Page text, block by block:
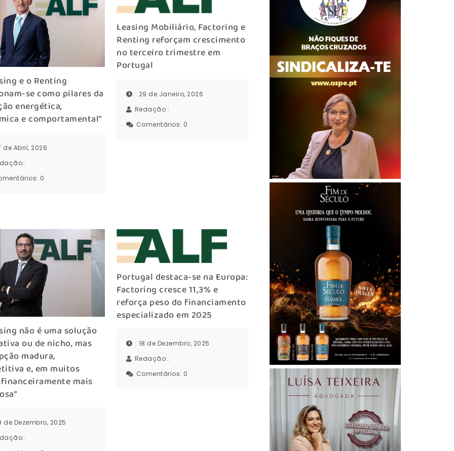
e o Renting
se como pilares da
energética,
e comportamental”
de Abril, 2026
0
Leasing Mobiliário, Factoring e
Renting reforçam crescimento
no terceiro trimestre em
Portugal
: 29 de Janeiro, 2026
Redação::
Comentários: 0
não é uma solução
ou de nicho, mas
madura,
e, em muitos
mais
de Dezembro, 2025
Portugal destaca-se na Europa:
Factoring cresce 11,3% e
reforça peso do financiamento
especializado em 2025
: 18 de Dezembro, 2025
Redação::
Comentários: 0